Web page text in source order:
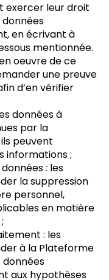
exercer leur droit
en écrivant à
mentionnée.
oeuvre de ce
une preuve
d’en vérifier
données à
par la
peuvent
informations ;
: les
la suppression
personnel,
en matière
: les
à la Plateforme
aux hypothèses